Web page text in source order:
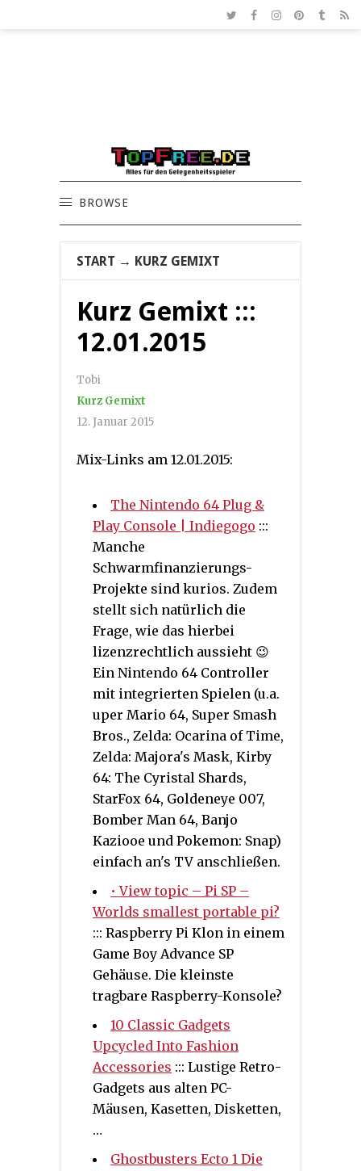
BROWSE
START → KURZ GEMIXT
Kurz Gemixt :::
12.01.2015
Tobi
Kurz Gemixt
12. Januar 2015
Mix-Links am 12.01.2015:
The Nintendo 64 Plug &
Play Console | Indiegogo :::
Manche
Schwarmfinanzierungs-
Projekte sind kurios. Zudem
stellt sich natürlich die
Frage, wie das hierbei
lizenzrechtlich aussieht 😉
Ein Nintendo 64 Controller
mit integrierten Spielen (u.a.
uper Mario 64, Super Smash
Bros., Zelda: Ocarina of Time,
Zelda: Majora's Mask, Kirby
64: The Cyristal Shards,
StarFox 64, Goldeneye 007,
Bomber Man 64, Banjo
Kaziooe und Pokemon: Snap)
einfach an's TV anschließen.
• View topic – Pi SP –
Worlds smallest portable pi?
::: Raspberry Pi Klon in einem
Game Boy Advance SP
Gehäuse. Die kleinste
tragbare Raspberry-Konsole?
10 Classic Gadgets
Upcycled Into Fashion
Accessories ::: Lustige Retro-
Gadgets aus alten PC-
Mäusen, Kasetten, Disketten,
…
Ghostbusters Ecto 1 Die